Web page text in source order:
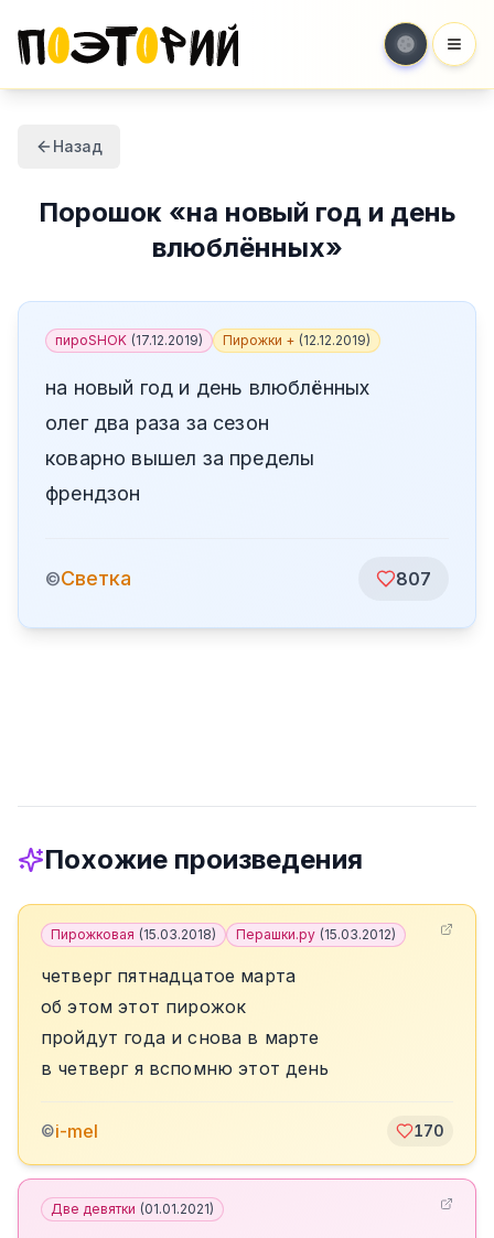
Назад
Порошок«на новый год и день
влюблённых»
пироSHOK (17.12.2019) Пирожки + (12.12.2019)
на новый год и день влюблённых
олег два раза за сезон
коварно вышел за пределы
френдзон
©Светка 807
Похожие произведения
Пирожковая (15.03.2018) Перашки.ру (15.03.2012)
четверг пятнадцатое марта
об этом этот пирожок
пройдут года и снова в марте
в четверг я вспомню этот день
©i-mel 170
Две девятки (01.01.2021)